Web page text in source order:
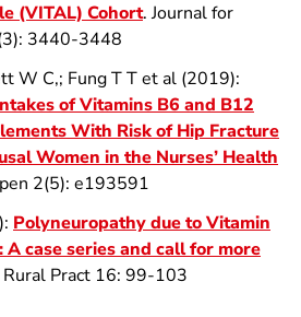
(VITAL) Cohort. Journal for
3440-3448
W C,; Fung T T et al (2019):
of Vitamins B6 and B12
With Risk of Hip Fracture
Women in the Nurses’ Health
2(5): e193591
Polyneuropathy due to Vitamin
case series and call for more
Rural Pract 16: 99-103